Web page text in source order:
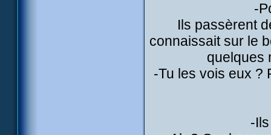
-
Ils passèrent
connaissait sur le
quelques
-Tu les vois eux ?
-